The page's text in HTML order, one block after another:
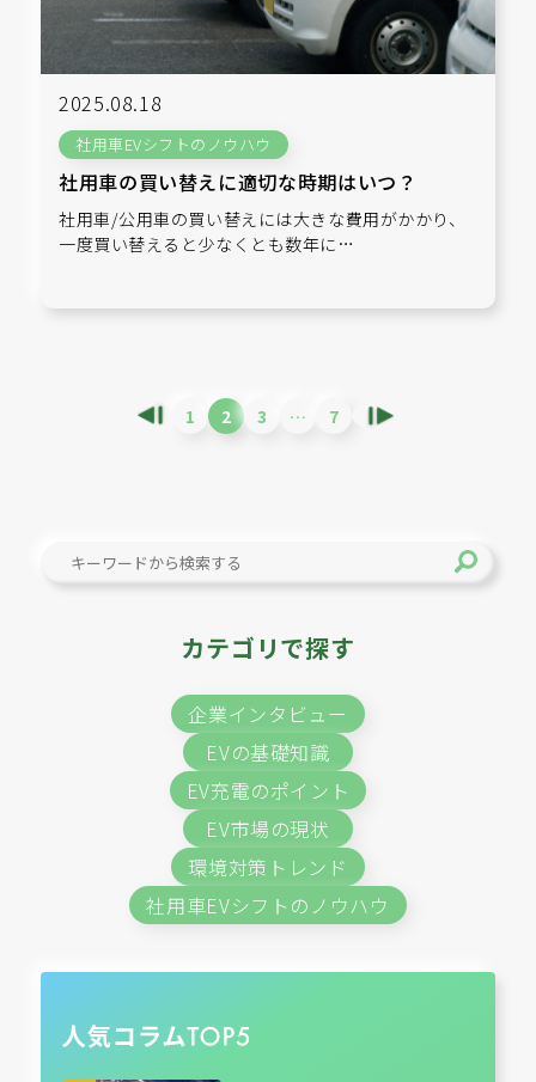
2025.08.18
社用車EVシフトのノウハウ
社用車の買い替えに適切な時期はいつ？
社用車/公用車の買い替えには大きな費用がかかり、
一度買い替えると少なくとも数年に…
1 2 3 … 7
カテゴリで探す
企業インタビュー
EVの基礎知識
EV充電のポイント
EV市場の現状
環境対策トレンド
社用車EVシフトのノウハウ